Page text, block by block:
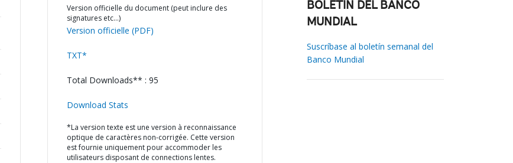
Version officielle du document (peut inclure des
signatures etc…)
Version officielle (PDF)
TXT*
Total Downloads** : 95
Download Stats
*La version texte est une version à reconnaissance
optique de caractères non-corrigée. Cette version
est fournie uniquement pour accommoder les
utilisateurs disposant de connections lentes.
BOLETÍN DEL BANCO
MUNDIAL
Suscríbase al boletín semanal del
Banco Mundial